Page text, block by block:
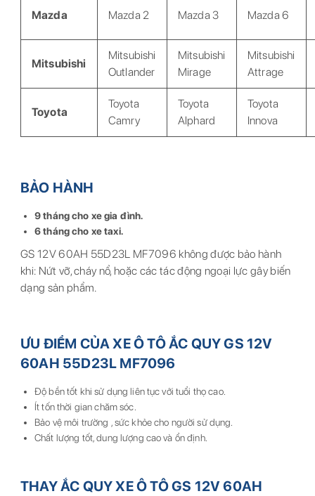
Mazda Mazda 2 Mazda 3 Mazda 6
Mitsubishi
Mitsubishi
Outlander
Mitsubishi
Mirage
Mitsubishi
Attrage
Toyota
Toyota
Camry
Toyota
Alphard
Toyota
Innova
BẢO HÀNH
9 tháng cho xe gia đình.
6 tháng cho xe taxi.
GS 12V 60AH 55D23L MF7096 không được bảo hành
khi: Nứt vỡ, cháy nổ, hoặc các tác động ngoại lực gây biến
dạng sản phẩm.
ƯU ĐIỂM CỦA XE Ô TÔ ẮC QUY GS 12V
60AH 55D23L MF7096
Độ bền tốt khi sử dụng liên tục với tuổi thọ cao.
Ít tốn thời gian chăm sóc.
Bảo vệ môi trường , sức khỏe cho người sử dụng.
Chất lượng tốt, dung lượng cao và ổn định.
THAY ẮC QUY XE Ô TÔ GS 12V 60AH